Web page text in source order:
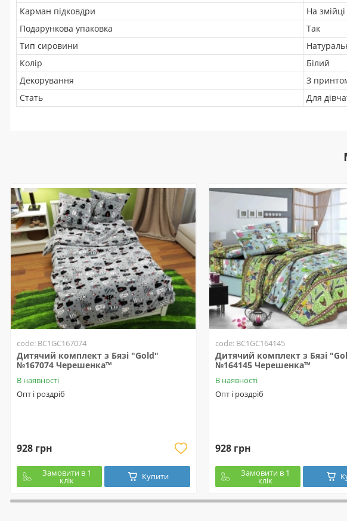
Карман підковдри
На змійці
Подарункова упаковка
Так
Тип сировини
Колір
Білий
Декорування
З
Стать
Для
code: BC1GC167074
Дитячий комплект з Бязі "Gold"
№167074 Черешенка™
В наявності
Опт і роздріб
928 грн
Замовити в 1
клік Купити
code: BC1GC164145
Дитячий комплект з Бязі
№164145 Черешенка™
В наявності
Опт і роздріб
928 грн
Замовити в 1
клік